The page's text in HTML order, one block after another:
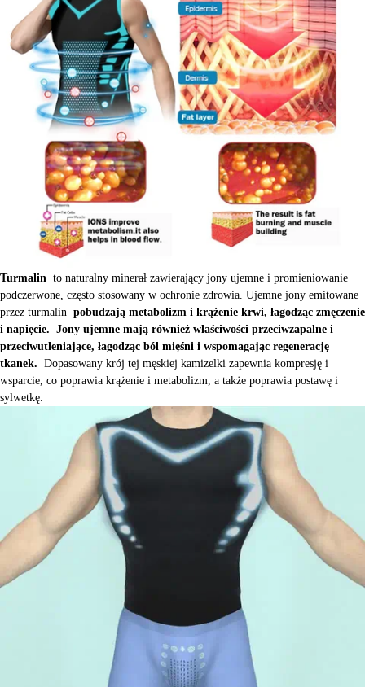
Turmalin to naturalny minerał zawierający jony ujemne i promieniowanie
podczerwone, często stosowany w ochronie zdrowia. Ujemne jony emitowane
przez turmalin pobudzają metabolizm i krążenie krwi, łagodząc zmęczenie
i napięcie. Jony ujemne mają również właściwości przeciwzapalne i
przeciwutleniające, łagodząc ból mięśni i wspomagając regenerację
tkanek. Dopasowany krój tej męskiej kamizelki zapewnia kompresję i
wsparcie, co poprawia krążenie i metabolizm, a także poprawia postawę i
sylwetkę.